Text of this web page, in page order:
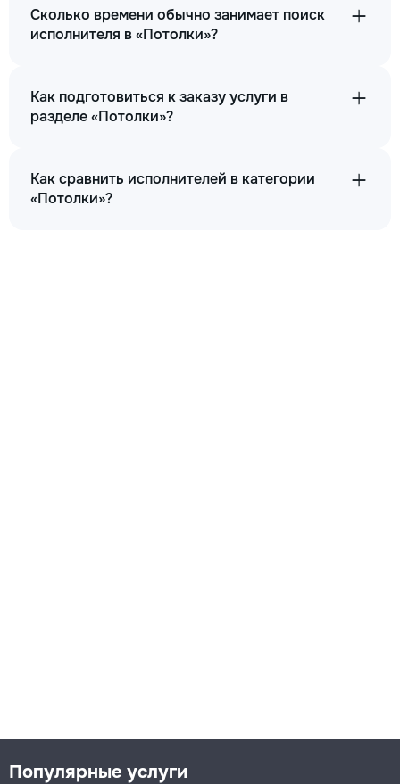
Сколько времени обычно занимает поиск
исполнителя в «Потолки»?
Как подготовиться к заказу услуги в
разделе «Потолки»?
Как сравнить исполнителей в категории
«Потолки»?
Популярные услуги